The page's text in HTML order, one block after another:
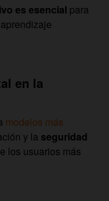
es esencial para
en la
modelos más
y la seguridad
los usuarios más